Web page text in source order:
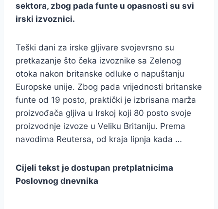
sektora, zbog pada funte u opasnosti su svi
irski izvoznici.
Teški dani za irske gljivare svojevrsno su
pretkazanje što čeka izvoznike sa Zelenog
otoka nakon britanske odluke o napuštanju
Europske unije. Zbog pada vrijednosti britanske
funte od 19 posto, praktički je izbrisana marža
proizvođača gljiva u Irskoj koji 80 posto svoje
proizvodnje izvoze u Veliku Britaniju. Prema
navodima Reutersa, od kraja lipnja kada …
Cijeli tekst je dostupan pretplatnicima
Poslovnog dnevnika